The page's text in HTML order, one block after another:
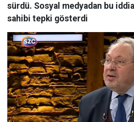
sürdü. Sosyal medyadan bu
sahibi tepki gösterdi